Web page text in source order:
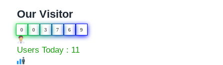
Our Visitor
0 0 3 7 6 9
Users Today : 11